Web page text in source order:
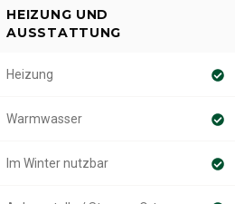
HEIZUNG UND
AUSSTATTUNG
Heizung
Warmwasser
Im Winter nutzbar